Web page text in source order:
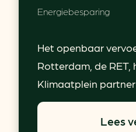
Energiebesparing
Het openbaar
Rotterdam, de RET,
Klimaatplein
Lees